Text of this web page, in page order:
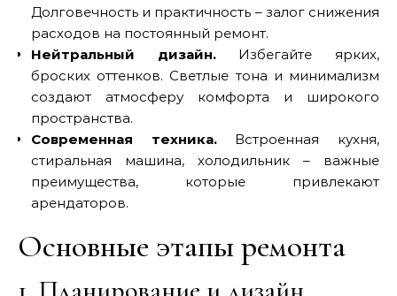
Долговечность и практичность – залог снижения
расходов на постоянный ремонт.
Нейтральный дизайн.Избегайте ярких,
броских оттенков. Светлые тона и минимализм
создают атмосферу комфорта и широкого
пространства.
Современная техника.Встроенная кухня,
стиральная машина, холодильник – важные
преимущества, которые привлекают
арендаторов.
Основные этапы ремонта